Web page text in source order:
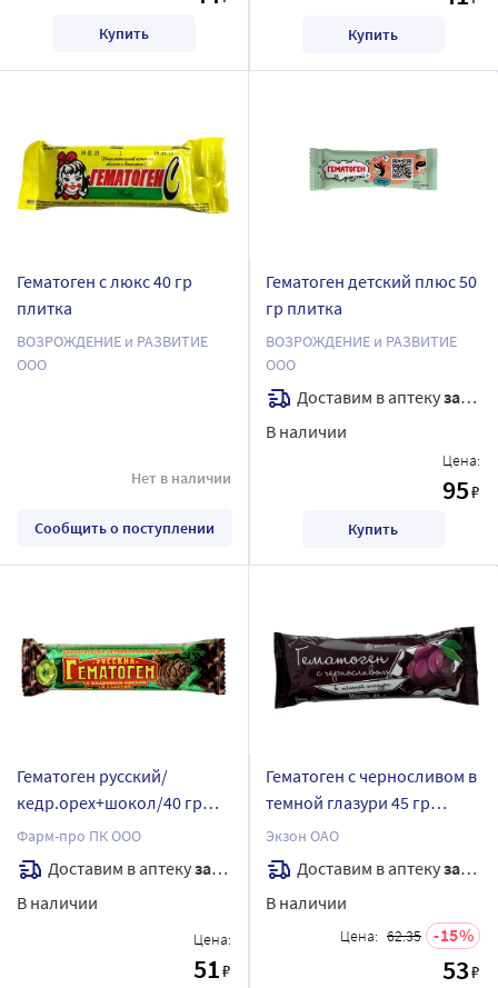
Купить Купить
Гематоген с люкс 40 гр
плитка
ВОЗРОЖДЕНИЕ и РАЗВИТИЕ
ООО
Нет в наличии
Сообщить о поступлении
Гематоген детский плюс 50
гр плитка
ВОЗРОЖДЕНИЕ и РАЗВИТИЕ
ООО
Доставим в аптекузавтра
В наличии
Цена:
95₽
Купить
Гематоген русский/
кедр.орех+шокол/40 гр
плитка
Фарм-про ПК ООО
Доставим в аптекузавтра
В наличии
Цена:
51₽
Гематоген с черносливом в
темной глазури 45 гр
плитка/экзон
Экзон ОАО
Доставим в аптекузавтра
В наличии
Цена: 62.35 15
53₽